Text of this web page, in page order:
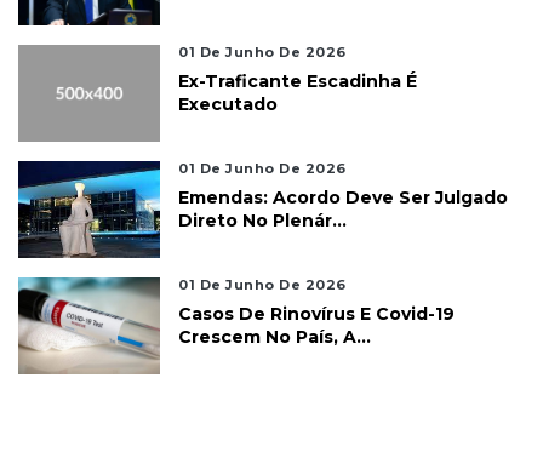
01 De Junho De 2026
Ex-Traficante Escadinha É
Executado
01 De Junho De 2026
Emendas: Acordo Deve Ser Julgado
Direto No Plenár...
01 De Junho De 2026
Casos De Rinovírus E Covid-19
Crescem No País, A...